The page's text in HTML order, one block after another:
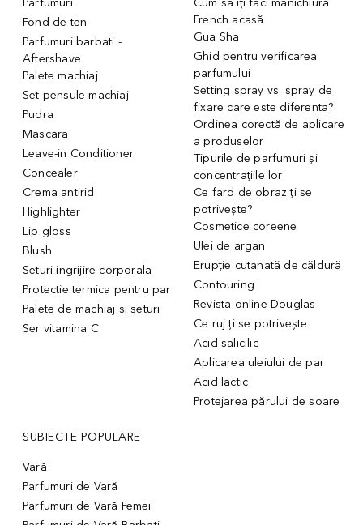
Parfumuri
Fond de ten
Parfumuri barbati -
Aftershave
Palete machiaj
Set pensule machiaj
Pudra
Mascara
Leave-in Conditioner
Concealer
Crema antirid
Highlighter
Lip gloss
Blush
Seturi ingrijire corporala
Protectie termica pentru par
Palete de machiaj si seturi
Ser vitamina C
Cum să îți faci manichiura
French acasă
Gua Sha
Ghid pentru verificarea
parfumului
Setting spray vs. spray de
fixare care este diferenta?
Ordinea corectă de aplicare
a produselor
Tipurile de parfumuri și
concentrațiile lor
Ce fard de obraz ți se
potrivește?
Cosmetice coreene
Ulei de argan
Erupție cutanată de căldură
Contouring
Revista online Douglas
Ce ruj ți se potrivește
Acid salicilic
Aplicarea uleiului de par
Acid lactic
Protejarea părului de soare
SUBIECTE POPULARE
Vară
Parfumuri de Vară
Parfumuri de Vară Femei